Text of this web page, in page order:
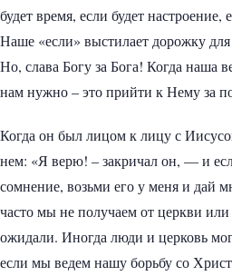
будет время, если будет
Наше «если» выстилает дорожку
Но, слава Богу за Бога! Когда наша
нам нужно – это прийти к Нему за
Когда он был лицом к лицу с
нем: «Я верю! – закричал он, — и
сомнение, возьми его у меня и дай
часто мы не получаем от церкви
ожидали. Иногда люди и церковь
если мы ведем нашу борьбу со